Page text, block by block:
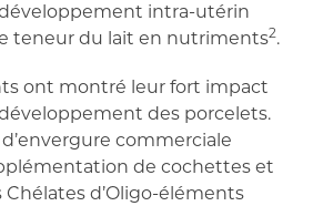
intra-utérin
teneur du lait en nutriments2.
ont montré leur fort impact
des porcelets.
commerciale
de cochettes et
Chélates d’Oligo-éléments